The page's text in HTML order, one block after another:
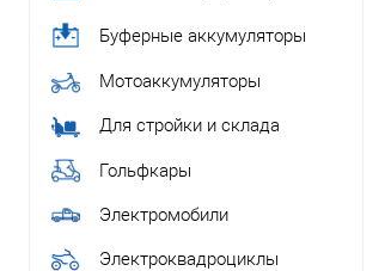
Буферные аккумуляторы
Мотоаккумуляторы
Для стройки и склада
Гольфкары
Электромобили
Электроквадроциклы